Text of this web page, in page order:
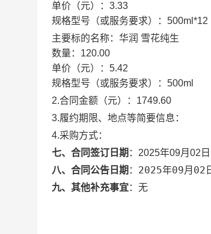
单价（元）： 3.33
规格型号（或服务要求）： 500ml*12
主要标的名称： 华润 雪花纯生
数量： 120.00
单价（元）： 5.42
规格型号（或服务要求）： 500ml
2.合同金额（元）： 1749.60
3.履约期限、地点等简要信息：
4.采购方式：
七、合同签订日期 ： 2025年09月02日
八、合同公告日期 ： 2025年09月02
九、其他补充事宜： 无